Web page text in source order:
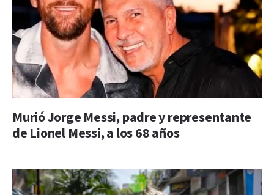
Murió Jorge Messi, padre y representante
de Lionel Messi, a los 68 años